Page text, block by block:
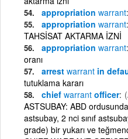
appropriation warrant
appropriation warrant
TAHSİSAT AKTARMA İZNİ
appropriation warrant
oranı
arrest warrant in
tutuklama kararı
chief warrant officer
ASTSUBAY: ABD
astsubay, 2 nci sınıf
grade) bir yukarı ve